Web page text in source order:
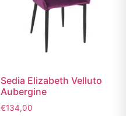
Sedia Elizabeth Velluto
Aubergine
€134,00